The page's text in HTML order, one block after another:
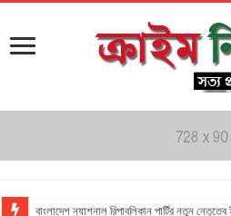
বাংলাদেশ ন্যাশনাল রিপাবলিকান পার্টির নতুন